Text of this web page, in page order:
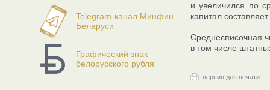
Telegram-канал Минфин
Беларуси
Графический знак
белорусского рубля
и увеличился по
капитал
Среднесписочная
в том числе
версия для печати